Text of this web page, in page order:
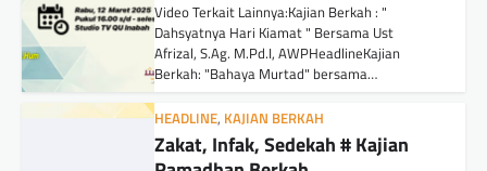
Video Terkait Lainnya:Kajian Berkah : "
Dahsyatnya Hari Kiamat " Bersama Ust
Afrizal, S.Ag. M.Pd.I, AWPHeadlineKajian
Berkah: "Bahaya Murtad" bersama…
HEADLINE, KAJIAN BERKAH
Zakat, Infak, Sedekah # Kajian